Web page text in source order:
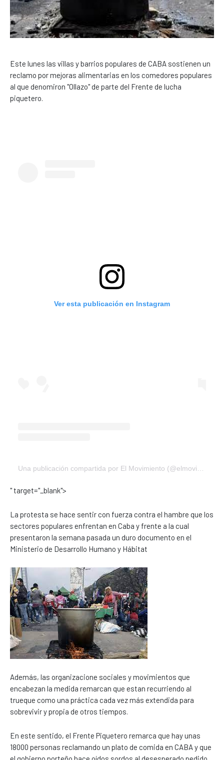
Este lunes las villas y barrios populares de CABA sostienen un
reclamo por mejoras alimentarias en los comedores populares
al que denomiron "Ollazo" de parte del Frente de lucha
piquetero.
Ver esta publicación en Instagram
Una publicación compartida por El Movimiento (@elmovimientoar)
" target="_blank">
La protesta se hace sentir con fuerza contra el hambre que los
sectores populares enfrentan en Caba y frente a la cual
presentaron la semana pasada un duro documento en el
Ministerio de Desarrollo Humano y Hábitat
Además, las organizacione sociales y movimientos que
encabezan la medida remarcan que estan recurriendo al
trueque como una práctica cada vez más extendida para
sobrevivir y propia de otros tiempos.
En este sentido, el Frente Piquetero remarca que hay unas
18000 personas reclamando un plato de comida en CABA y que